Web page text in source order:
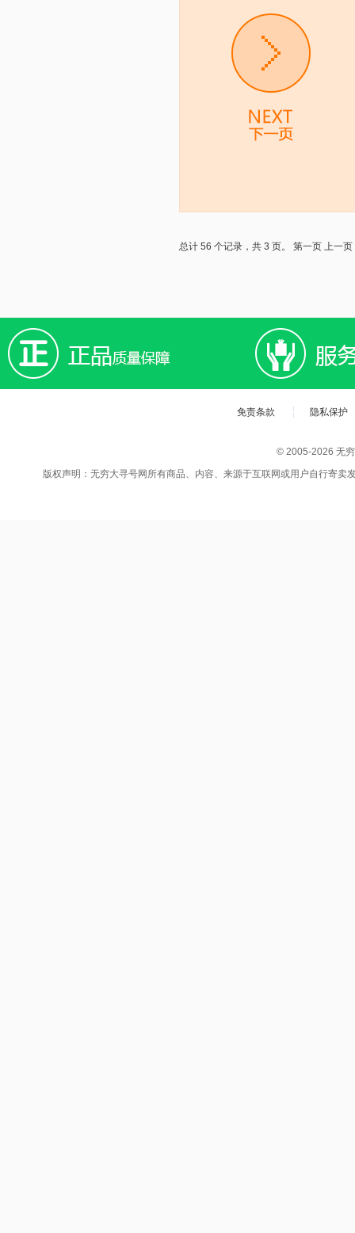
总计 56 个记录，共 3 页。 第一页 上一页
免责条款 隐私保护
© 2005-2026 无
版权声明：无穷大寻号网所有商品、内容、来源于互联网或用户自行寄卖